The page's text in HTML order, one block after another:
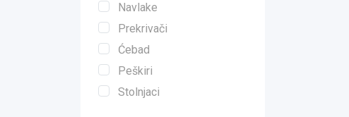
Navlake
Prekrivači
Ćebad
Peškiri
Stolnjaci